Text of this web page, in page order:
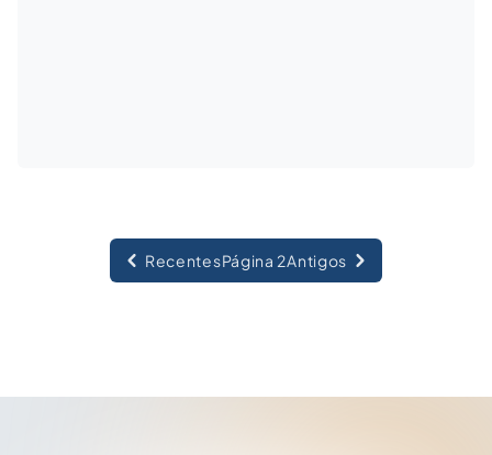
RecentesPágina 2Antigos